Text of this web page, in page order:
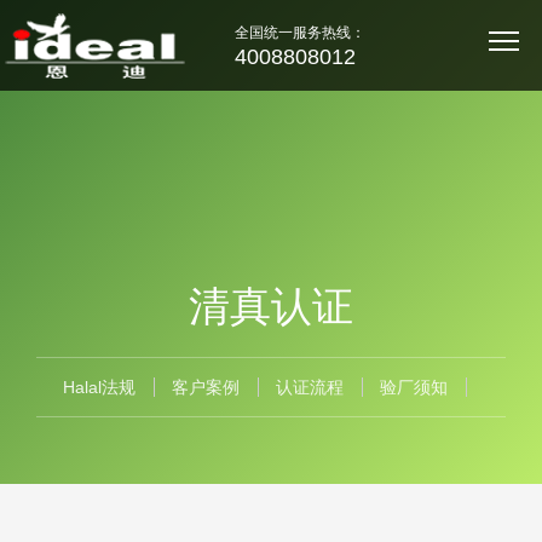
全国统一服务热线：
4008808012
清真认证
Halal法规 客户案例 认证流程 验厂须知